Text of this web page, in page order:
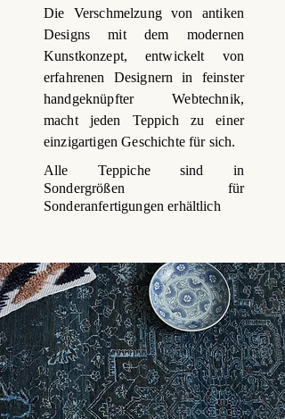
Die Verschmelzung von antiken
Designs mit dem modernen
Kunstkonzept, entwickelt von
erfahrenen Designern in feinster
handgeknüpfter Webtechnik,
macht jeden Teppich zu einer
einzigartigen Geschichte für sich.
Alle Teppiche sind in
Sondergrößen für
Sonderanfertigungen erhältlich